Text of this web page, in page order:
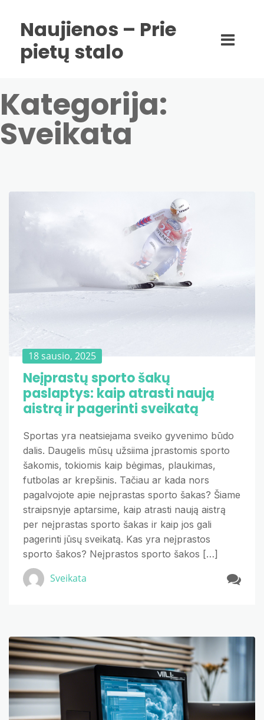
Naujienos – Prie
pietų stalo
Kategorija:
Sveikata
18 sausio, 2025
Neįprastų sporto šakų
paslaptys: kaip atrasti naują
aistrą ir pagerinti sveikatą
Sportas yra neatsiejama sveiko gyvenimo būdo
dalis. Daugelis mūsų užsiima įprastomis sporto
šakomis, tokiomis kaip bėgimas, plaukimas,
futbolas ar krepšinis. Tačiau ar kada nors
pagalvojote apie neįprastas sporto šakas? Šiame
straipsnyje aptarsime, kaip atrasti naują aistrą
per neįprastas sporto šakas ir kaip jos gali
pagerinti jūsų sveikatą. Kas yra neįprastos
sporto šakos? Neįprastos sporto šakos […]
Sveikata